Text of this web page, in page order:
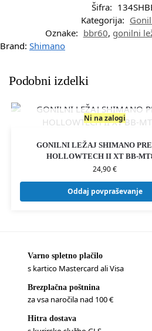
Šifra:
Kategorija:
Oznake: bbr60, gonilni
Brand: Shimano
Podobni izdelki
Ni na zalogi
GONILNI LEŽAJ SHIMANO
HOLLOWTECH II XT BB-
24,90€
Oddaj povpraševanje
Varno spletno plačilo
s kartico Mastercard ali Visa
Brezplačna poštnina
za vsa naročila nad 100 €
Hitra dostava